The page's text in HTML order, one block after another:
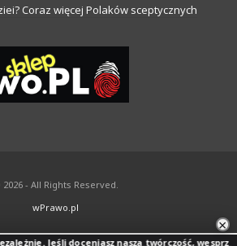
Coraz więcej Polaków sceptycznych
- All Rights Reserved.
wPrawo.pl
×
Jeśli doceniasz naszą twórczość, wesprzyj jej